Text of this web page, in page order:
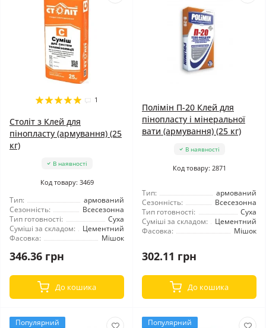
1
Століт з Клей для
пінопласту (армування) (25
кг)
В наявності
Код товару: 3469
Тип:
армований
Сезонність:
Всесезонна
Тип готовності:
Суха
Суміші за складом:
Цементний
Фасовка:
Мішок
346.36 грн
До кошика
Полімін П-20 Клей для
пінопласту і мінеральної
вати (армування) (25 кг)
В наявності
Код товару: 2871
Тип:
армований
Сезонність:
Всесезонна
Тип готовності:
Суха
Суміші за складом:
Цементний
Фасовка:
Мішок
302.11 грн
До кошика
Популярний Популярний